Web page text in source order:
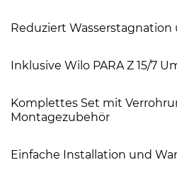
Reduziert
Inklusive Wilo PARA Z 15/7
Komplettes Set mit
Montagezubehör
Einfache Installation und